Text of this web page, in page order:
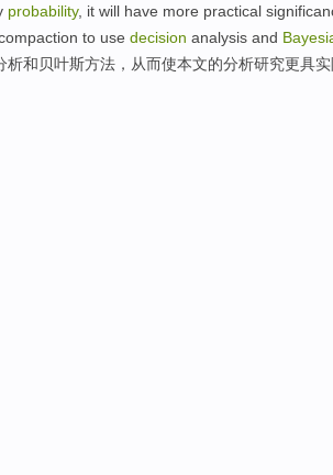
probability, it will have more practical
to use decision analysis and
析和贝叶斯方法 ，从而使本文的分析研究更具